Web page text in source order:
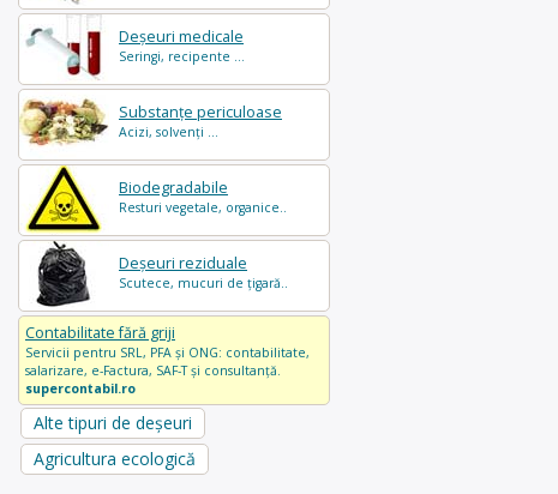
Deșeuri medicale
Seringi, recipente ...
Substanțe periculoase
Acizi, solvenți ...
Biodegradabile
Resturi vegetale, organice..
Deșeuri reziduale
Scutece, mucuri de țigară..
Contabilitate fără griji
Servicii pentru SRL, PFA și ONG: contabilitate,
salarizare, e-Factura, SAF-T și consultanță.
supercontabil.ro
Alte tipuri de deșeuri
Agricultura ecologică